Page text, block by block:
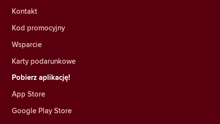
Kontakt
Kod promocyjny
Wsparcie
Karty podarunkowe
Pobierz aplikację!
App Store
Google Play Store